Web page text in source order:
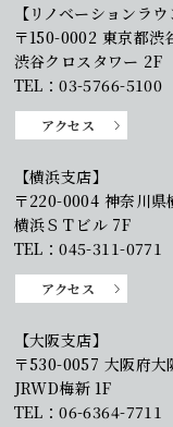
【リノベーションラウ
〒150-0002 東京都渋
渋谷クロスタワー 2F
TEL：03-5766-
アクセス
【横浜支店】
〒220-0004 神奈川県
横浜ＳＴビル 7F
TEL：045-311-
アクセス
【大阪支店】
〒530-0057 大阪府大
JRWD梅新 1F
TEL：06-6364-